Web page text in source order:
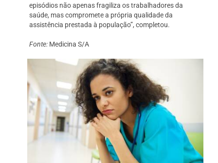
episódios não apenas fragiliza os trabalhadores da
saúde, mas compromete a própria qualidade da
assistência prestada à população”, completou.
Fonte: Medicina S/A